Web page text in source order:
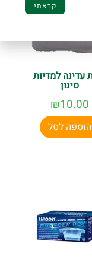
עדינה למדיות
סינון
₪10.00
הוספה לסל
קראתי